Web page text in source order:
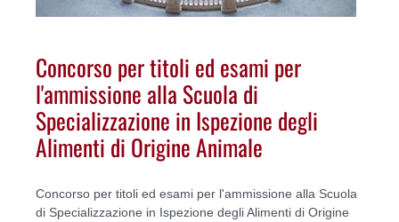
Concorso per titoli ed esami per
l'ammissione alla Scuola di
Specializzazione in Ispezione degli
Alimenti di Origine Animale
Concorso per titoli ed esami per l'ammissione alla Scuola
di Specializzazione in Ispezione degli Alimenti di Origine